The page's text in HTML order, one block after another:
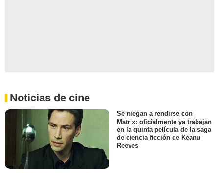
Noticias de cine
Se niegan a rendirse con
Matrix: oficialmente ya trabajan
en la quinta película de la saga
de ciencia ficción de Keanu
Reeves